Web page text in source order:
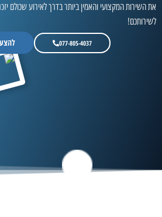
את השירות המקצועי והאמין ביותר בדרך לאירוע שכולם
לשירותכם!
077-805-4037